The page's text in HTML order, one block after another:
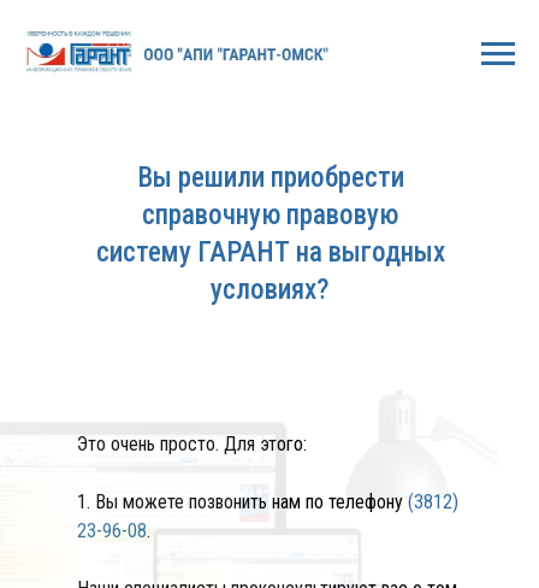
Вы решили приобрести
справочную правовую
систему ГАРАНТ на выгодных
условиях?
Это очень просто. Для этого:
1. Вы можете позвонить нам по телефону (3812)
23-96-08.